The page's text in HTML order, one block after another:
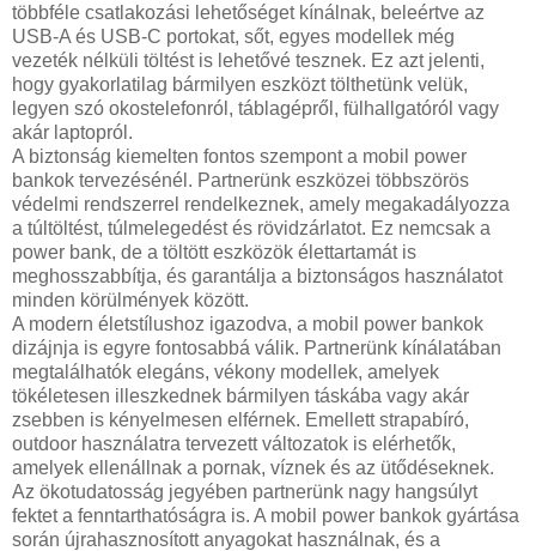
többféle csatlakozási lehetőséget kínálnak, beleértve az
USB-A és USB-C portokat, sőt, egyes modellek még
vezeték nélküli töltést is lehetővé tesznek. Ez azt jelenti,
hogy gyakorlatilag bármilyen eszközt tölthetünk velük,
legyen szó okostelefonról, táblagépről, fülhallgatóról vagy
akár laptopról.
A biztonság kiemelten fontos szempont a mobil power
bankok tervezésénél. Partnerünk eszközei többszörös
védelmi rendszerrel rendelkeznek, amely megakadályozza
a túltöltést, túlmelegedést és rövidzárlatot. Ez nemcsak a
power bank, de a töltött eszközök élettartamát is
meghosszabbítja, és garantálja a biztonságos használatot
minden körülmények között.
A modern életstílushoz igazodva, a mobil power bankok
dizájnja is egyre fontosabbá válik. Partnerünk kínálatában
megtalálhatók elegáns, vékony modellek, amelyek
tökéletesen illeszkednek bármilyen táskába vagy akár
zsebben is kényelmesen elférnek. Emellett strapabíró,
outdoor használatra tervezett változatok is elérhetők,
amelyek ellenállnak a pornak, víznek és az ütődéseknek.
Az ökotudatosság jegyében partnerünk nagy hangsúlyt
fektet a fenntarthatóságra is. A mobil power bankok gyártása
során újrahasznosított anyagokat használnak, és a